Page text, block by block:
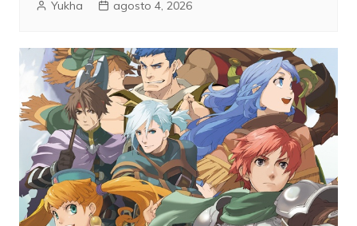
Yukha agosto 4, 2026